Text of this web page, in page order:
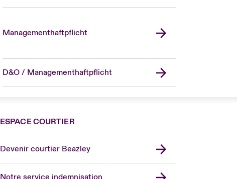
Managementhaftpflicht
D&O / Managementhaftpflicht
ESPACE COURTIER
Devenir courtier Beazley
Canada (English)
Germany